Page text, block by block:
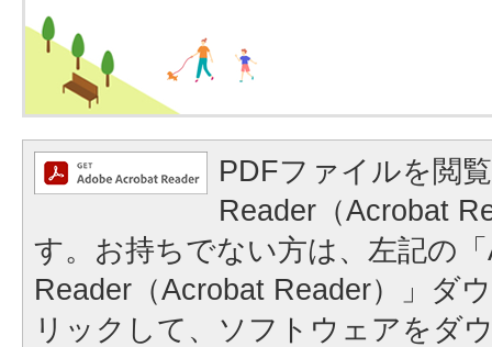
PDFファイルを閲
Reader（Acrobat
す。お持ちでない方は、左記の
Reader（Acrobat Reader）」ダ
リックして、ソフトウェアをダ